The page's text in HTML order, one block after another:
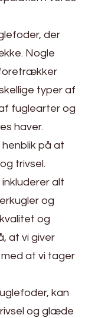
der
Nogle
typer af
fuglearter og
haver.
henblik på at
trivsel.
alt
og
og
at vi giver
at vi tager
kan
og glæde